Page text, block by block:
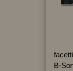
B-